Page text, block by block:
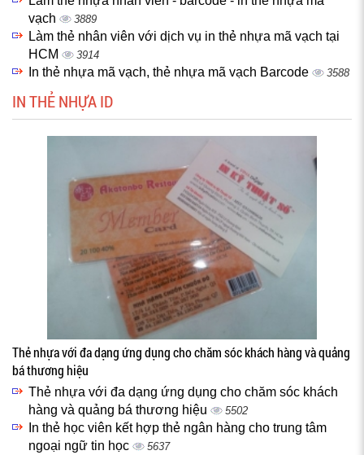
vạch
3889
Làm thẻ nhân viên với dịch vụ in thẻ nhựa mã vạch tại
HCM
3914
In thẻ nhựa mã vạch, thẻ nhựa mã vạch Barcode 3588
IN THẺ NHỰA ID
Thẻ nhựa với đa dạng ứng dụng cho chăm sóc khách hàng và quảng
bá thương hiệu
Thẻ nhựa với đa dạng ứng dụng cho chăm sóc khách
hàng và quảng bá thương hiệu
5502
In thẻ học viên kết hợp thẻ ngân hàng cho trung tâm
ngoại ngữ tin học
5637